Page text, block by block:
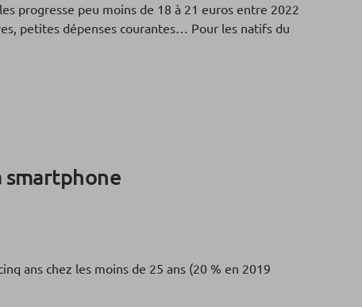
progresse peu moins de 18 à 21 euros entre 2022
petites dépenses courantes… Pour les natifs du
smartphone
ans chez les moins de 25 ans (20 % en 2019